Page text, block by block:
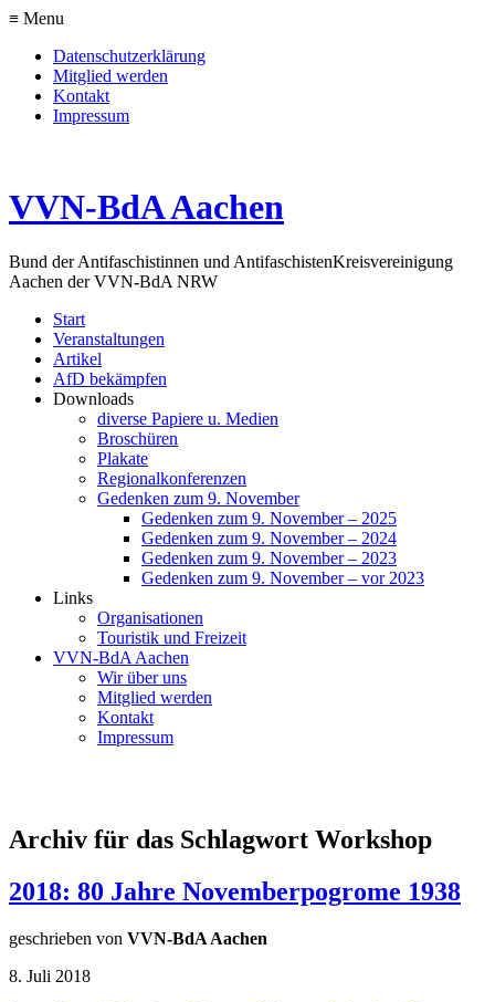
≡ Menu
Datenschutzerklärung
Mitglied werden
Kontakt
Impressum
VVN-BdA Aachen
Bund der Antifaschistinnen und AntifaschistenKreisvereinigung
Aachen der VVN-BdA NRW
Start
Veranstaltungen
Artikel
AfD bekämpfen
Downloads
diverse Papiere u. Medien
Broschüren
Plakate
Regionalkonferenzen
Gedenken zum 9. November
Gedenken zum 9. November – 2025
Gedenken zum 9. November – 2024
Gedenken zum 9. November – 2023
Gedenken zum 9. November – vor 2023
Links
Organisationen
Touristik und Freizeit
VVN-BdA Aachen
Wir über uns
Mitglied werden
Kontakt
Impressum
Archiv für das Schlagwort Workshop
2018: 80 Jahre Novemberpogrome 1938
geschrieben von VVN-BdA Aachen
8. Juli 2018